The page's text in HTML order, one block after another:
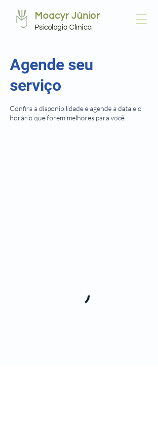
Moacyr Júnior
Psicologia Clínica
Agende seu
serviço
Confira a disponibilidade e agende a data e o
horário que forem melhores para você.